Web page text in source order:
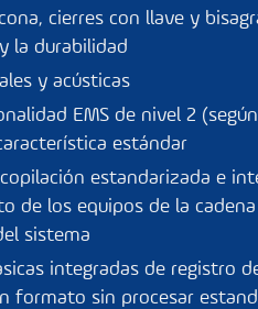
cierres con llave y
la durabilidad
y acústicas
EMS de nivel 2
estándar
estandarizada e
de los equipos de la cadena
sistema
integradas de registro
formato sin procesar